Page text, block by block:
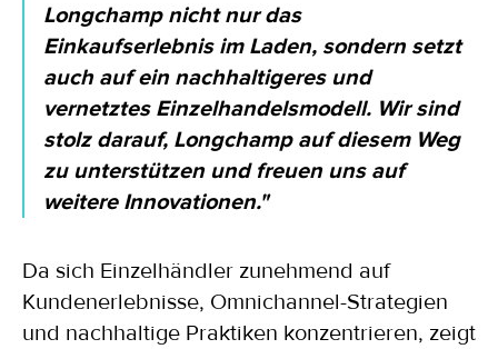
Longchamp nicht nur das
Einkaufserlebnis im Laden, sondern setzt
auch auf ein nachhaltigeres und
vernetztes Einzelhandelsmodell. Wir sind
stolz darauf, Longchamp auf diesem Weg
zu unterstützen und freuen uns auf
weitere Innovationen."
Da sich Einzelhändler zunehmend auf
Kundenerlebnisse, Omnichannel-Strategien
und nachhaltige Praktiken konzentrieren, zeigt